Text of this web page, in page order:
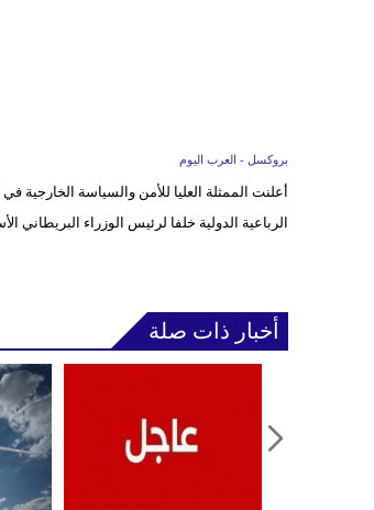
بروكسل - العرب اليوم
أعلنت الممثلة العليا للأمن والسياسة الخارجية في
الرباعية الدولية خلفا لرئيس الوزراء
أخبار ذات صلة